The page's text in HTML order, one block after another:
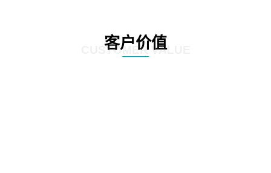
客户价值
CUSTOMER VALUE